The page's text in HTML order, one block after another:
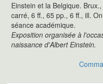
Einstein et la Belgique.
carré, 6 ff., 65 pp., 6 ff., ill.
séance académique.
Exposition organisée à
naissance d'Albert Einstein.